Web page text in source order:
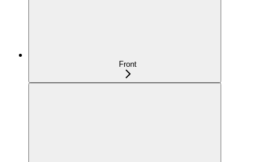
Front